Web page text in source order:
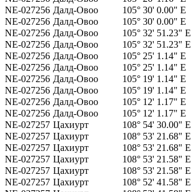
NE-027256 Далд-Овоо 105° 30' 0.00" E
NE-027256 Далд-Овоо 105° 30' 0.00" E
NE-027256 Далд-Овоо 105° 32' 51.23" E
NE-027256 Далд-Овоо 105° 32' 51.23" E
NE-027256 Далд-Овоо 105° 25' 1.14" E
NE-027256 Далд-Овоо 105° 25' 1.14" E
NE-027256 Далд-Овоо 105° 19' 1.14" E
NE-027256 Далд-Овоо 105° 19' 1.14" E
NE-027256 Далд-Овоо 105° 12' 1.17" E
NE-027256 Далд-Овоо 105° 12' 1.17" E
NE-027257 Цахиурт 108° 54' 30.00" E
NE-027257 Цахиурт 108° 53' 21.68" E
NE-027257 Цахиурт 108° 53' 21.68" E
NE-027257 Цахиурт 108° 53' 21.58" E
NE-027257 Цахиурт 108° 53' 21.58" E
NE-027257 Цахиурт 108° 52' 41.58" E